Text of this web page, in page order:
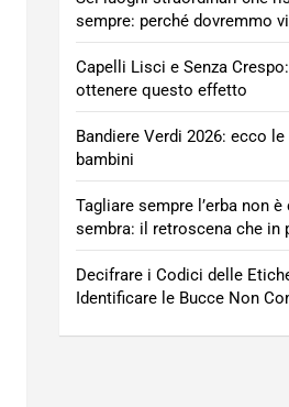
sempre: perché dovremmo
Capelli Lisci e Senza
ottenere questo effetto
Bandiere Verdi 2026: ecco
bambini
Tagliare sempre l’erba non
sembra: il retroscena che in
Decifrare i Codici delle
Identificare le Bucce Non